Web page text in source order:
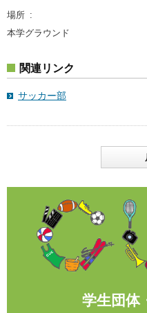
場所
本学グラウンド
関連リンク
サッカー部
学生団体